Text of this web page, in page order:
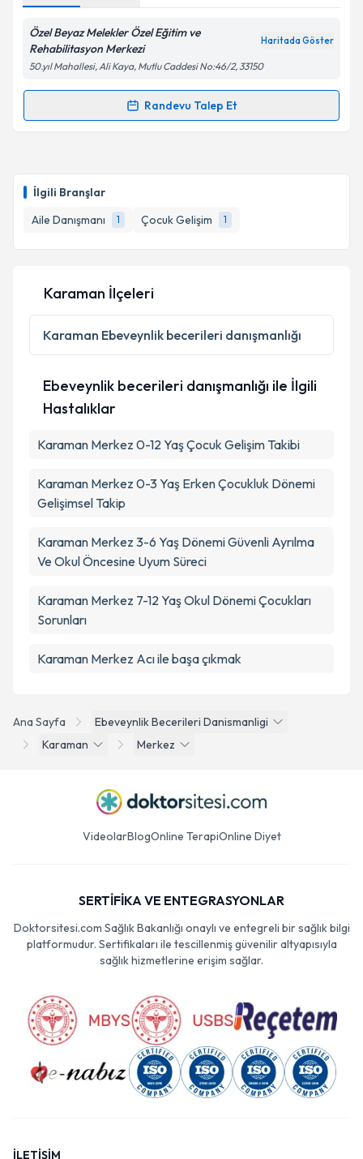
İlgili Branşlar
Aile Danışmanı
1 Çocuk Gelişim 1
Özel Beyaz Melekler Özel Eğitim ve
Rehabilitasyon Merkezi
Haritada Göster
50.yıl Mahallesi, Ali Kaya, Mutlu Caddesi No:46/2, 33150
Randevu Talep Et
Randevu Takvimi Talebi
almanız için bir takvim hazırlandığında e-posta ile
bilgilendireceğiz.
E-posta Adresiniz
Kişisel verilerimin işlenmesine ilişkin
Aydınlatma
Metni'ni okudum ve kişisel verilerimin belirtilen
Ana Sayfa
Ebeveynlik Becerileri Danismanligi
Karaman
Merkez
Karaman İlçeleri
Karaman Ebeveynlik becerileri danışmanlığı
Ebeveynlik becerileri danışmanlığı ile İlgili
Hastalıklar
Karaman Merkez 0-12 Yaş Çocuk Gelişim Takibi
Karaman Merkez 0-3 Yaş Erken Çocukluk Dönemi
Gelişimsel Takip
Karaman Merkez 3-6 Yaş Dönemi Güvenli Ayrılma
Ve Okul Öncesine Uyum Süreci
Karaman Merkez 7-12 Yaş Okul Dönemi Çocukları
Sorunları
Karaman Merkez Acı ile başa çıkmak
VideolarBlogOnline TerapiOnline Diyet
SERTİFİKA VE ENTEGRASYONLAR
Doktorsitesi.com Sağlık Bakanlığı onaylı ve entegreli bir sağlık bilgi
platformudur. Sertifikaları ile tescillenmiş güvenilir altyapısıyla
sağlık hizmetlerine erişim sağlar.
İLETİŞİM